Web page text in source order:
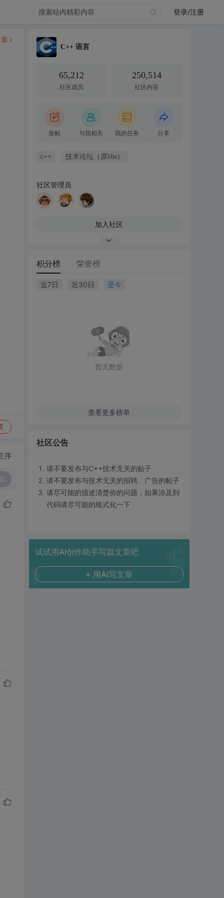
登录/注册
序
C++ 语言
65,212
社区成员
250,514
社区内容
发帖 与我相关 我的任务 分享
c++ 技术论坛（原bbs）
社区管理员
加入社区
积分榜 荣誉榜
近7日 近30日 至今
暂无数据
查看更多榜单
社区公告
请不要发布与C++技术无关的贴子
请不要发布与技术无关的招聘、广告的帖子
请尽可能的描述清楚你的问题，如果涉及到
代码请尽可能的格式化一下
试试用AI创作助手写篇文章吧
+ 用AI写文章